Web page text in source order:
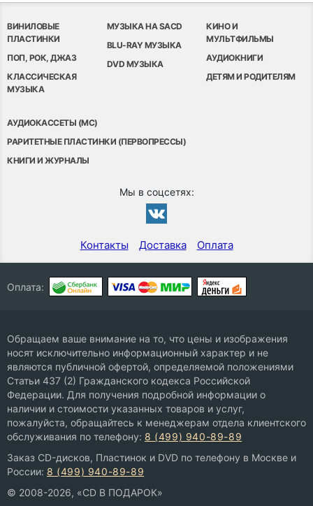
ВИНИЛОВЫЕ
ПЛАСТИНКИ
ПОП, РОК, ДЖАЗ
КЛАССИЧЕСКАЯ
МУЗЫКА
МУЗЫКА НА SACD
BLU-RAY МУЗЫКА
DVD МУЗЫКА
КИНО И
МУЛЬТФИЛЬМЫ
АУДИОКНИГИ
ДЕТЯМ И РОДИТЕЛЯМ
АУДИОКАССЕТЫ (MC)
РАРИТЕТНЫЕ ПЛАСТИНКИ (ПЕРВОПРЕССЫ)
КНИГИ И ЖУРНАЛЫ
Мы в соцсетях:
Контакты Доставка Оплата
Оплата:
Обращаем ваше внимание на то, что цены и изображения
носят исключительно информационный характер и не
являются публичной офертой, определяемой положениями
Статьи 437 (2) Гражданского кодекса Российской
Федерации. Для получения подробной информации о
наличии и стоимости указанных товаров и услуг,
пожалуйста, обращайтесь к менеджерам отдела клиентского
обслуживания по телефону: 8 (499) 940-89-89
Заказ CD-дисков, Пластинок и DVD по телефону в Москве и
России: 8 (499) 940-89-89
© 2008-2026, «CD В ПОДАРОК»